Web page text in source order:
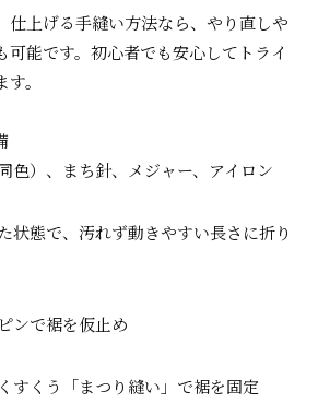
仕上げる手縫い方法なら、やり直しや
可能です。初心者でも安心してトライ
。
色）、まち針、メジャー、アイロン
状態で、汚れず動きやすい長さに折り
ンで裾を仮止め
すくう「まつり縫い」で裾を固定